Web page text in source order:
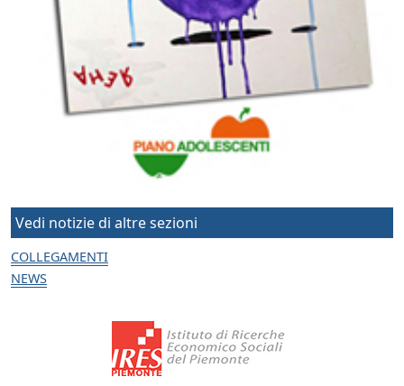
Vedi notizie di altre sezioni
COLLEGAMENTI
NEWS